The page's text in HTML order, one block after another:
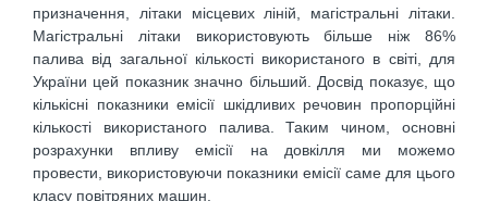
призначення, літаки місцевих ліній, магістральні літаки.
Магістральні літаки використовують більше ніж 86%
палива від загальної кількості використаного в світі, для
України цей показник значно більший. Досвід показує, що
кількісні показники емісії шкідливих речовин пропорційні
кількості використаного палива. Таким чином, основні
розрахунки впливу емісії на довкілля ми можемо
провести, використовуючи показники емісії саме для цього
класу повітряних машин.